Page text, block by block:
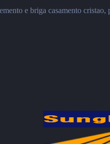
e briga casamento